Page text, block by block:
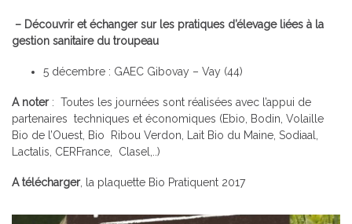
– Découvrir et échanger sur les pratiques d’élevage liées à la
gestion sanitaire du troupeau
5 décembre : GAEC Gibovay – Vay (44)
A noter : Toutes les journées sont réalisées avec l’appui de
partenaires techniques et économiques (Ebio, Bodin, Volaille
Bio de l’Ouest, Bio Ribou Verdon, Lait Bio du Maine, Sodiaal,
Lactalis, CERFrance, Clasel,..)
A télécharger, la plaquette Bio Pratiquent 2017